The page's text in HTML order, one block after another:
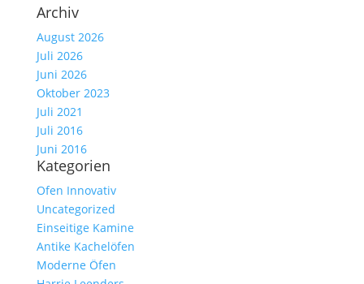
Archiv
August 2026
Juli 2026
Juni 2026
Oktober 2023
Juli 2021
Juli 2016
Juni 2016
Kategorien
Ofen Innovativ
Uncategorized
Einseitige Kamine
Antike Kachelöfen
Moderne Öfen